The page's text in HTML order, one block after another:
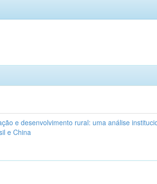
e desenvolvimento rural: uma análise
e China